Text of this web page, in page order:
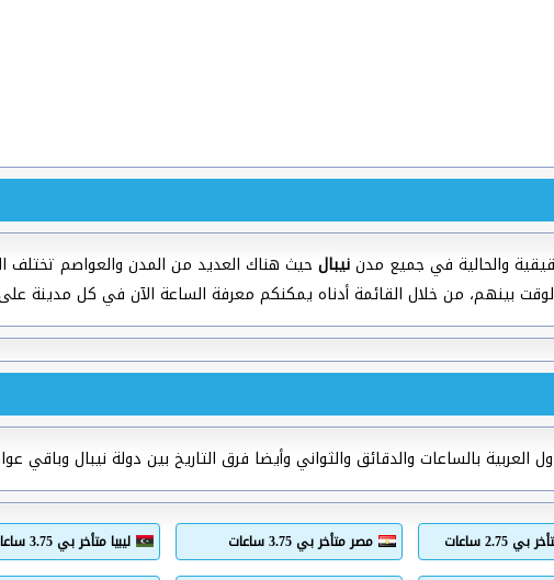
والحالية في جميع مدننيبالحيث هناك العديد من المدن والعواصم تختلف
بينهم، من خلال القائمة أدناه يمكنكم معرفة الساعة الآن في كل مدينة
العربية بالساعات والدقائق والثواني وأيضا فرق التاريخ بين دولة نيبال وباقي
2.75 ساعات مصر متأخر بي 3.75 ساعات ليبيا متأخر بي 3.75 ساعات